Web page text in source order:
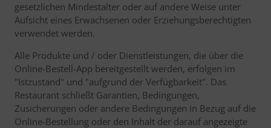
gesetzlichen Mindestalter oder auf andere Weise unter
Aufsicht eines Erwachsenen oder Erziehungsberechtigten
verwendet werden.
Alle Produkte und / oder Dienstleistungen, die über die
Online-Bestell-App bereitgestellt werden, erfolgen im
"Istzustand" und "aufgrund der Verfügbarkeit". Das
Restaurant schließt Garantien, Bedingungen,
Zusicherungen oder andere Bedingungen in Bezug auf die
Online-Bestellung oder den Inhalt der darauf angezeigte